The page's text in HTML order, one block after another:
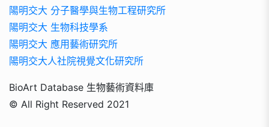
陽明交大 分子醫學與生物工程研究所
陽明交大 生物科技學系
陽明交大 應用藝術研究所
陽明交大人社院視覺文化研究所
BioArt Database 生物藝術資料庫
© All Right Reserved 2021